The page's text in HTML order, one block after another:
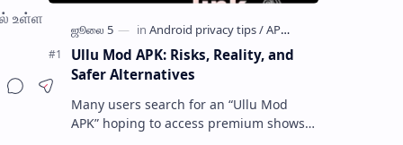
உள்ள
Ullu Mod APK: Risks, Reality, and
Safer Alternatives
Many users search for an “Ullu Mod
APK” hoping to access premium shows